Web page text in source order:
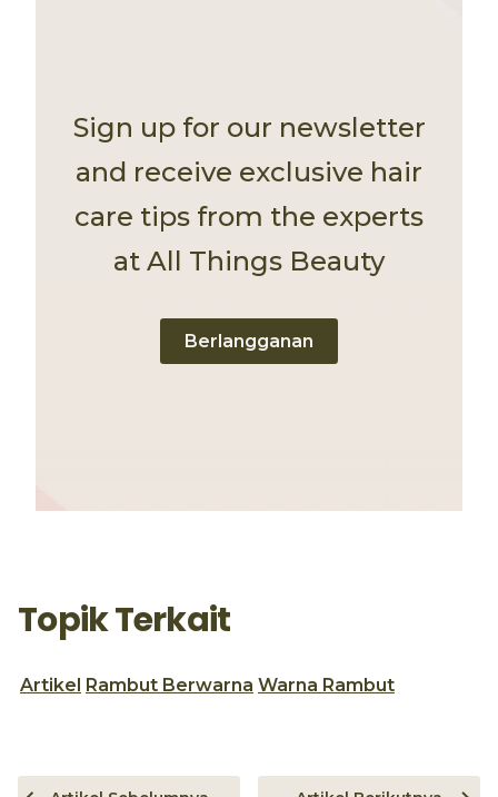
Sign up for our newsletter
and receive exclusive hair
care tips from the experts
at All Things Beauty
Berlangganan
Topik Terkait
Artikel Rambut Berwarna Warna Rambut